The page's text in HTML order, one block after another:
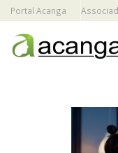
Portal Acanga